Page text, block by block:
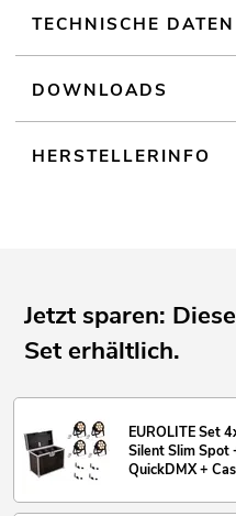
Made in Europe
Weiterführende
unter "Downloads" im
TECHNISCHE DATEN
DOWNLOADS
HERSTELLERINFO
Jetzt sparen:
Set erhältlich.
EUROLITE Set
Silent Slim Spot
QuickDMX +